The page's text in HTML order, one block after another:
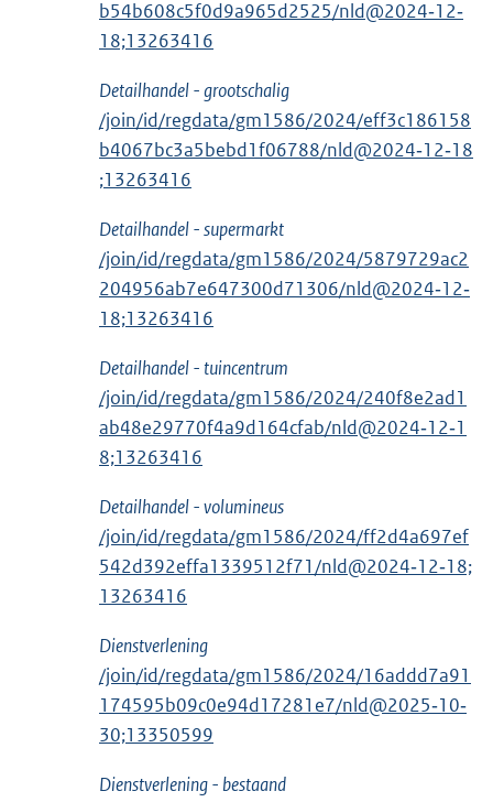
b54b608c5f0d9a965d2525/nld@2024‑12‑
18;13263416
Detailhandel - grootschalig
/join/id/regdata/gm1586/2024/eff3c186158
b4067bc3a5bebd1f06788/nld@2024‑12‑18
;13263416
Detailhandel - supermarkt
/join/id/regdata/gm1586/2024/5879729ac2
204956ab7e647300d71306/nld@2024‑12‑
18;13263416
Detailhandel - tuincentrum
/join/id/regdata/gm1586/2024/240f8e2ad1
ab48e29770f4a9d164cfab/nld@2024‑12‑1
8;13263416
Detailhandel - volumineus
/join/id/regdata/gm1586/2024/ff2d4a697ef
542d392effa1339512f71/nld@2024‑12‑18;
13263416
Dienstverlening
/join/id/regdata/gm1586/2024/16addd7a91
174595b09c0e94d17281e7/nld@2025‑10‑
30;13350599
Dienstverlening - bestaand